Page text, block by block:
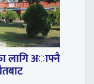
लागि अाफ्नै